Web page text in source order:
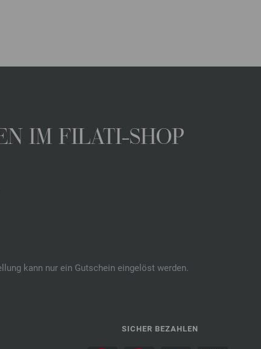
IM FILATI-SHOP
kann nur ein Gutschein eingelöst werden.
SICHER BEZAHLEN